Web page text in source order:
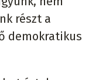
részt a
demokratikus